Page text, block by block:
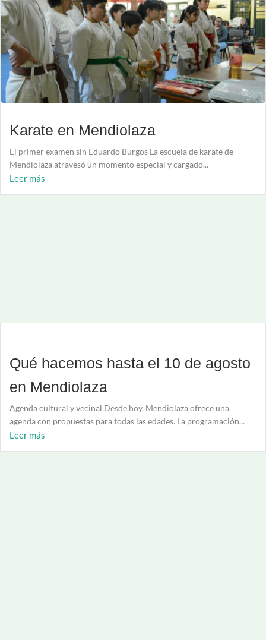
Karate en Mendiolaza
El primer examen sin Eduardo Burgos La escuela de karate de
Mendiolaza atravesó un momento especial y cargado...
Leer más
Qué hacemos hasta el 10 de agosto
en Mendiolaza
Agenda cultural y vecinal Desde hoy, Mendiolaza ofrece una
agenda con propuestas para todas las edades. La programación...
Leer más